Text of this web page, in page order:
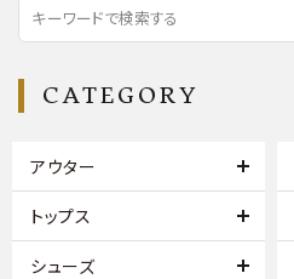
CATEGORY
アウター
トップス
シューズ